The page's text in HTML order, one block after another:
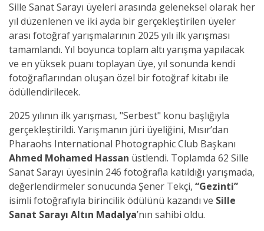
Sille Sanat Sarayı üyeleri arasında geleneksel olarak her
yıl düzenlenen ve iki ayda bir gerçekleştirilen üyeler
arası fotoğraf yarışmalarının 2025 yılı ilk yarışması
tamamlandı. Yıl boyunca toplam altı yarışma yapılacak
ve en yüksek puanı toplayan üye, yıl sonunda kendi
fotoğraflarından oluşan özel bir fotoğraf kitabı ile
ödüllendirilecek.
2025 yılının ilk yarışması, "Serbest" konu başlığıyla
gerçekleştirildi. Yarışmanın jüri üyeliğini, Mısır’dan
Pharaohs International Photographic Club Başkanı
Ahmed Mohamed Hassan üstlendi. Toplamda 62 Sille
Sanat Sarayı üyesinin 246 fotoğrafla katıldığı yarışmada,
değerlendirmeler sonucunda Şener Tekçi, “Gezinti”
isimli fotoğrafıyla birincilik ödülünü kazandı ve Sille
Sanat Sarayı Altın Madalya’nın sahibi oldu.